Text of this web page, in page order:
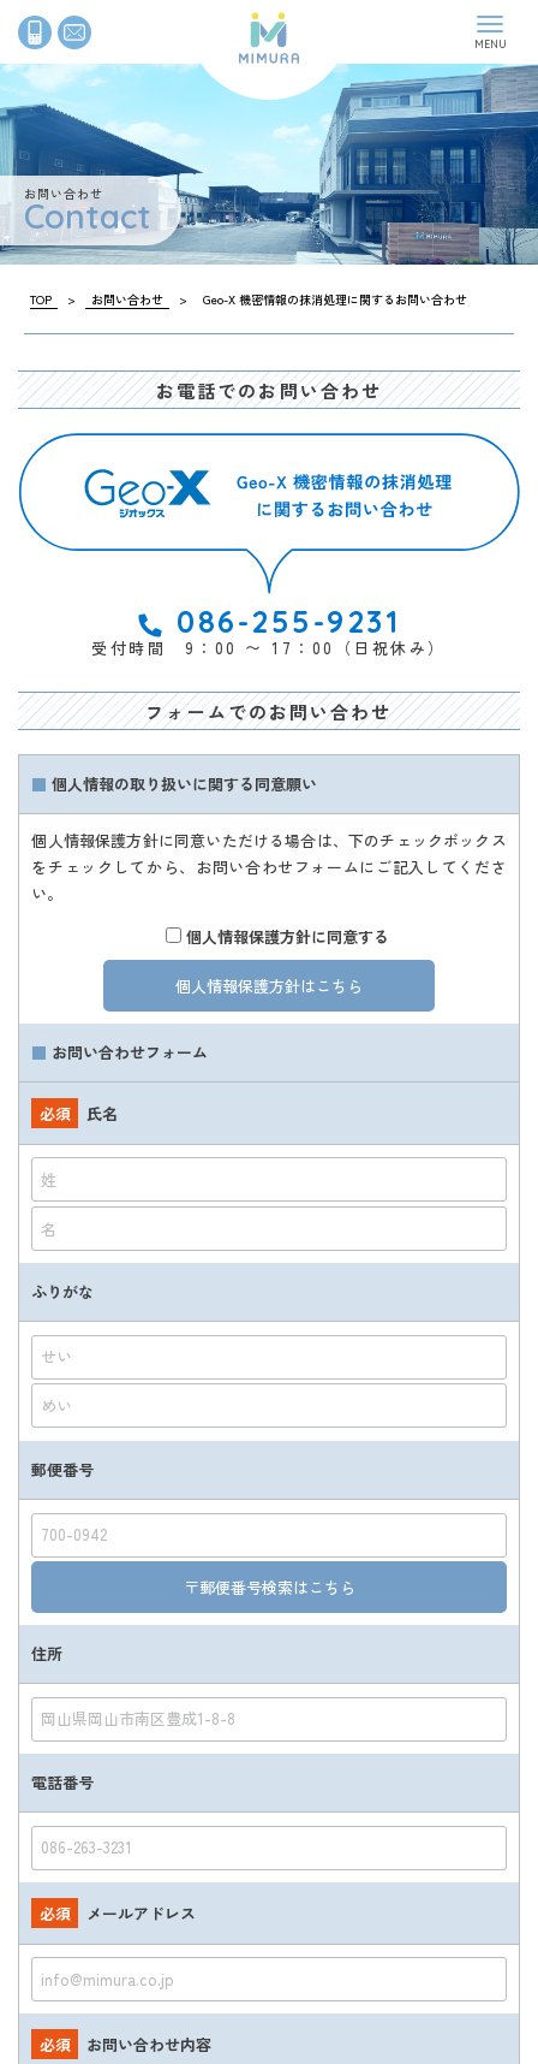
News 最新情報
Company 企業情報
Recycle 古紙リサイクル
Geo-X
Contact お問い合わせ
Koshihiroba
サイトマップ
プライバシーポリシー
お問い合わせ
Contact
TOP > お問い合わせ > Geo-X 機密情報の抹消処理に関するお問い合わせ
お電話でのお問い合わせ
086-255-9231
受付時間 9：00 〜 17：00（日祝休み）
フォームでのお問い合わせ
■ 個人情報の取り扱いに関する同意願い
個人情報保護方針に同意いただける場合は、下のチェックボックス
をチェックしてから、お問い合わせフォームにご記入してくださ
い。
個人情報保護方針に同意する
個人情報保護方針はこちら
■ お問い合わせフォーム
必須 氏名
ふりがな
郵便番号
〒郵便番号検索はこちら
住所
電話番号
必須 メールアドレス
必須 お問い合わせ内容